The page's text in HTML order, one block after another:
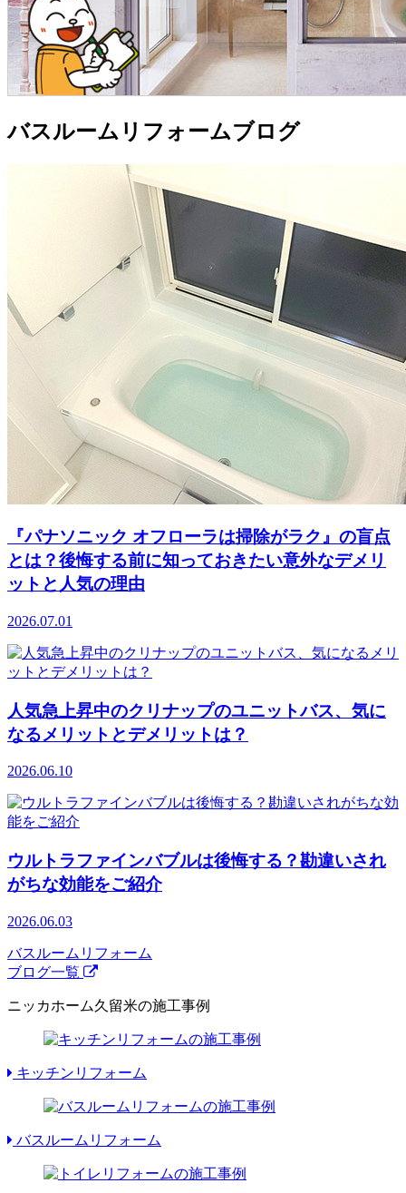
バスルームリフォームブログ
『パナソニック オフローラは掃除がラク』の盲点
とは？後悔する前に知っておきたい意外なデメリ
ットと人気の理由
2026.07.01
人気急上昇中のクリナップのユニットバス、気に
なるメリットとデメリットは？
2026.06.10
ウルトラファインバブルは後悔する？勘違いされ
がちな効能をご紹介
2026.06.03
バスルームリフォーム
ブログ一覧
ニッカホーム久留米の施工事例
キッチンリフォーム
バスルームリフォーム